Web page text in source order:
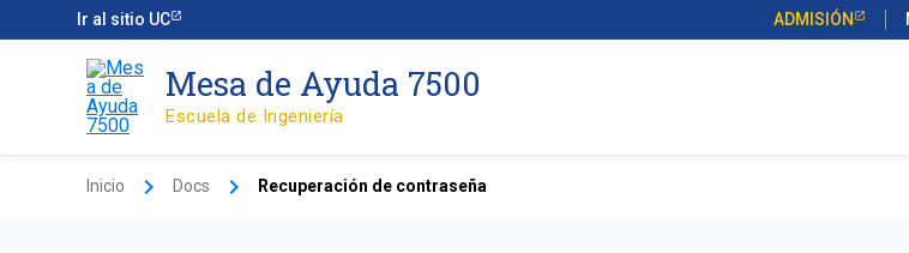
Ir al sitio UC ADMISIÓN
al
Mesa de Ayuda 7500
Escuela de Ingeniería
Inicio Docs Recuperación de contraseña